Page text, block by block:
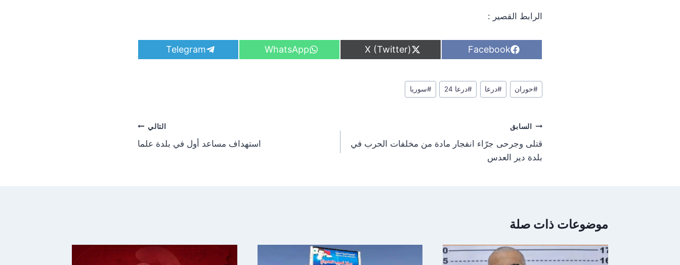
الرابط القصير :
S
h
e
o
Facebook
S
h
e
o
X (Twitter)
S
h
WhatsApp
S
h
Telegram
وسوم
المقال:
#حوران #درعا #درعا 24 #سوريا
تصفّح
المقالات
السابق
قتلى وجرحى جرّاء انفجار مادة من مخلفات الحرب في
بلدة دير العدس
التالي
استهداف مساعد أول في بلدة علما
موضوعات ذات صلة